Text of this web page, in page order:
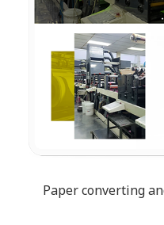
Paper converting